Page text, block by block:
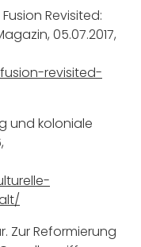
Revisited:
05.07.2017,
revisited-
und koloniale
Zur Reformierung